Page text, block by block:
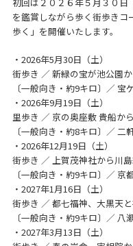
を鑑賞しながら歩く街歩きコ
歩く」を開催いたします。
・2026年5月30日（土）
街歩き ／ 新緑の宝が池公園
〔一般向き・約9キロ〕／ 宝
・2026年9月19日（土）
里歩き ／ 京の奥座敷 貴船か
〔一般向き・約8キロ〕／ 二
・2026年12月19日（土）
街歩き ／ 上賀茂神社から川
〔一般向き・約9キロ〕／ 京
・2027年1月16日（土）
街歩き ／ 都七福神、大黒天
〔一般向き・約9キロ〕／ 八
・2027年3月13日（土）